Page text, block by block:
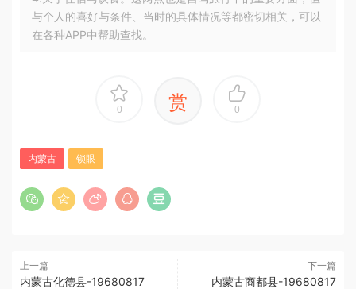
与个人的喜好与条件、当时的具体情况等都密切相关，可以
在各种APP中帮助查找。
0 赏 0
内蒙古 锁眼
上一篇
内蒙古化德县-19680817
下一篇
内蒙古商都县-19680817